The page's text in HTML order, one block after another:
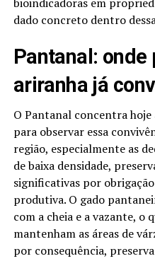
dado concreto dentro
Pantanal: onde
ariranha já
O Pantanal concentra hoje
para observar essa
região, especialmente as
de baixa densidade,
significativas por
produtiva. O gado
com a cheia e a vazante, o
mantenham as áreas de
por consequência,